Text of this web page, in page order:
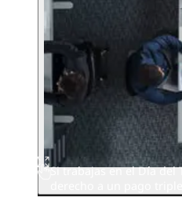
Si trabajas en el Día del